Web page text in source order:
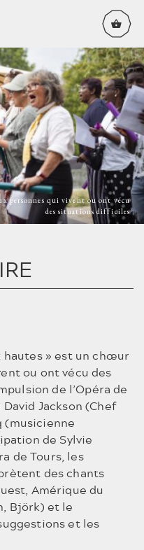
principal
personnes qui vivent ou ont vécu
des situations difficiles
hautes » est un chœur
ou ont vécu des
de l’Opéra de
Jackson (Chef
(musicienne
de Sylvie
de Tours, les
des chants
Amérique du
Björk) et le
et les